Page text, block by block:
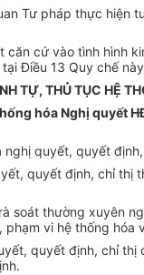
Tư pháp thực hiện
căn cứ vào tình hình
Điều 13 Quy chế
TỰ, THỦ TỤC HỆ
hóa Nghị quyết
nghị quyết, quyết
quyết định, chỉ thị
soát thường xuyên
vi hệ thống hóa
quyết định, chỉ thị